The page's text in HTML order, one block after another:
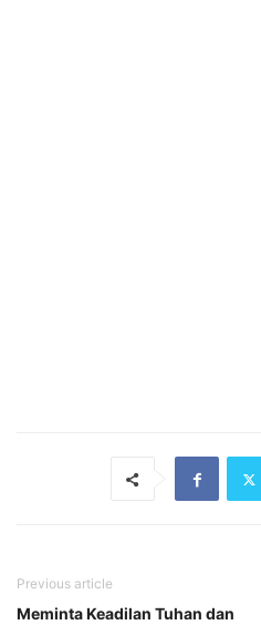
Previous article
Meminta Keadilan Tuhan dan